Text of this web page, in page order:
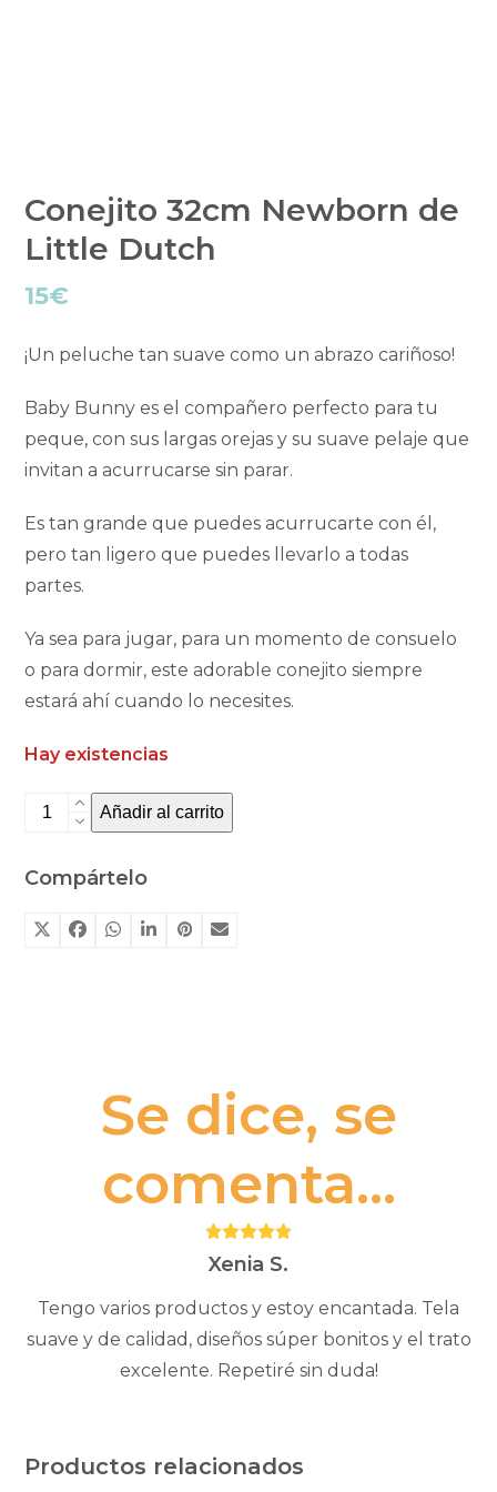
Conejito 32cm Newborn de
Little Dutch
15€
¡Un peluche tan suave como un abrazo cariñoso!
Baby Bunny es el compañero perfecto para tu
peque, con sus largas orejas y su suave pelaje que
invitan a acurrucarse sin parar.
Es tan grande que puedes acurrucarte con él,
pero tan ligero que puedes llevarlo a todas
partes.
Ya sea para jugar, para un momento de consuelo
o para dormir, este adorable conejito siempre
estará ahí cuando lo necesites.
Hay existencias
Conejito
Newborn
Little
Añadir al carrito
Compártelo
Se dice, se
comenta...
Puntuación:
5Xenia S.
Tengo varios productos y estoy encantada. Tela
suave y de calidad, diseños súper bonitos y el trato
excelente. Repetiré sin duda!
Productos relacionados